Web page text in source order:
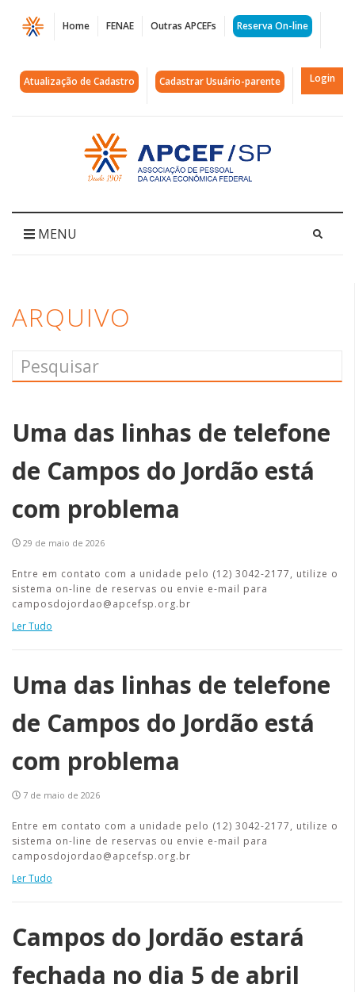
Página
Arquivos
Colônia
Campos
Home FENAE Outras APCEFs Reserva On-line
Atualização de Cadastro Cadastrar Usuário-parente Login
Acessar
página
inicial
MENU
ARQUIVO
Uma das linhas de telefone
de Campos do Jordão está
com problema
29 de maio de 2026
Entre em contato com a unidade pelo (12) 3042-2177, utilize o
sistema on-line de reservas ou envie e-mail para
camposdojordao@apcefsp.org.br
Ler Tudo
Uma das linhas de telefone
de Campos do Jordão está
com problema
7 de maio de 2026
Entre em contato com a unidade pelo (12) 3042-2177, utilize o
sistema on-line de reservas ou envie e-mail para
camposdojordao@apcefsp.org.br
Ler Tudo
Campos do Jordão estará
fechada no dia 5 de abril